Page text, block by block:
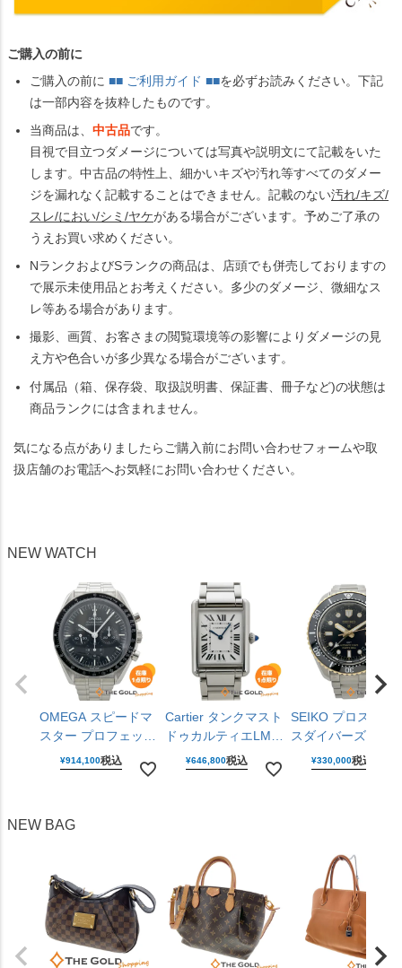
ご購入の前に
ご購入の前に ■■ ご利用ガイド ■■を必ずお読みください。下記
は一部内容を抜粋したものです。
当商品は、 中古品です。
目視で目立つダメージについては写真や説明文にて記載をいた
します。中古品の特性上、細かいキズや汚れ等すべてのダメー
ジを漏れなく記載することはできません。記載のない汚れ/キズ/
スレ/におい/シミ/ヤケがある場合がございます。予めご了承の
うえお買い求めください。
NランクおよびSランクの商品は、店頭でも併売しておりますの
で展示未使用品とお考えください。多少のダメージ、微細なス
レ等ある場合があります。
撮影、画質、お客さまの閲覧環境等の影響によりダメージの見
え方や色合いが多少異なる場合がございます。
付属品（箱、保存袋、取扱説明書、保証書、冊子など)の状態は
商品ランクには含まれません。
気になる点がありましたらご購入前にお問い合わせフォームや取
扱店舗のお電話へお気軽にお問い合わせください。
NEW WATCH
OMEGA スピードマ
スター プロフェッシ
ョナル
310.30.42.50.01.001
時計 メンズ ウォッ
¥914,100税込
Cartier タンクマスト
ドゥカルティエLM
WSTA0106 ラージモ
デル 25mm クォーツ
¥646,800税込
SEIKO プロスペッ
スダイバーズキュ
バーGMT SBEJ030
6R54-00R0 黒文字
¥330,000税込
NEW BAG